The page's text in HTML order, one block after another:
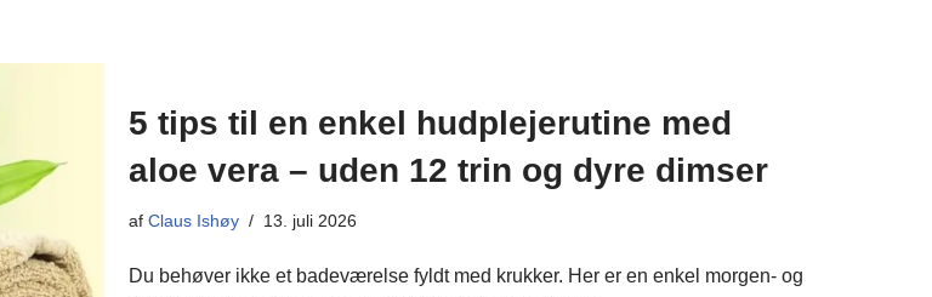
5 tips til en enkel hudplejerutine med
aloe vera – uden 12 trin og dyre dimser
af Claus Ishøy 13. juli 2026
Du behøver ikke et badeværelse fyldt med krukker. Her er en enkel morgen- og